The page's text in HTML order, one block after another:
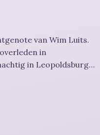
van Wim Luits.
in
in Leopoldsburg